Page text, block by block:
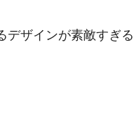
ザインが素敵すぎ